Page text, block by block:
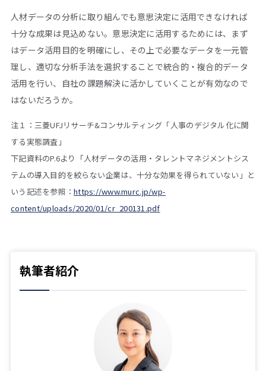
人材データの分析に取り組んでも意思決定に活用できなければ
十分な成果は見込めない。意思決定に活用するためには、まず
はデータ活用目的を明確にし、その上で必要なデータを一元管
理し、適切な分析手法を選択することで統合的・複合的データ
活用を行い、自社の課題解決に活かしていくことが有効なので
はないだろうか。
注１：三菱UFJリサーチ&コンサルティング「人事のデジタル化に関
する実態調査」
下記資料のP.6より「人材データの活用・タレントマネジメントシス
テムの導入目的を絞らない企業は、十分な効果を得られていない」と
いう記述を参照：https://www.murc.jp/wp-
content/uploads/2020/01/cr_200131.pdf
執筆者紹介